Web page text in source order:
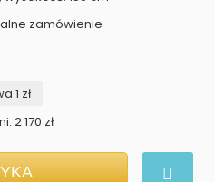
zamówienie
1 zł
2 170 zł